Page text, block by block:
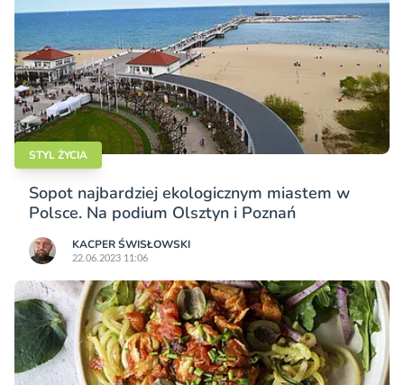
STYL ŻYCIA
Sopot najbardziej ekologicznym miastem w
Polsce. Na podium Olsztyn i Poznań
KACPER ŚWISŁO­WSKI
22.06.2023 11:06